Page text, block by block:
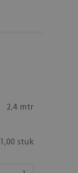
2,4 mtr
1,00 stuk